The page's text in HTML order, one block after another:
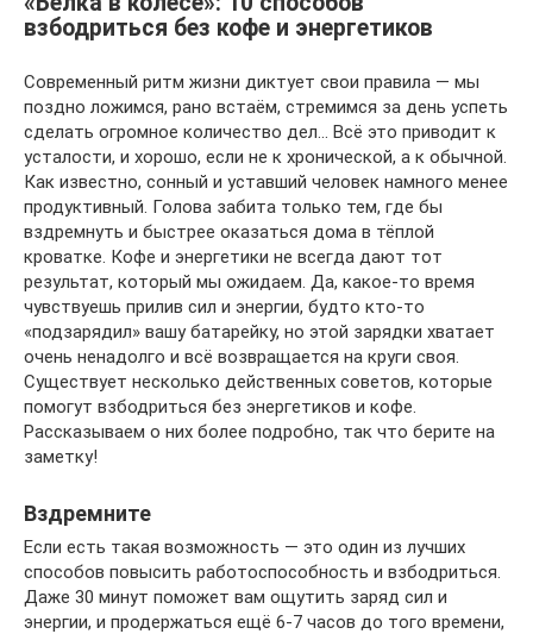
взбодриться без кофе и энергетиков
Современный ритм жизни диктует свои правила — мы
поздно ложимся, рано встаём, стремимся за день успеть
сделать огромное количество дел… Всё это приводит к
усталости, и хорошо, если не к хронической, а к обычной.
Как известно, сонный и уставший человек намного менее
продуктивный. Голова забита только тем, где бы
вздремнуть и быстрее оказаться дома в тёплой
кроватке. Кофе и энергетики не всегда дают тот
результат, который мы ожидаем. Да, какое-то время
чувствуешь прилив сил и энергии, будто кто-то
«подзарядил» вашу батарейку, но этой зарядки хватает
очень ненадолго и всё возвращается на круги своя.
Существует несколько действенных советов, которые
помогут взбодриться без энергетиков и кофе.
Рассказываем о них более подробно, так что берите на
заметку!
Вздремните
Если есть такая возможность — это один из лучших
способов повысить работоспособность и взбодриться.
Даже 30 минут поможет вам ощутить заряд сил и
энергии, и продержаться ещё 6-7 часов до того времени,